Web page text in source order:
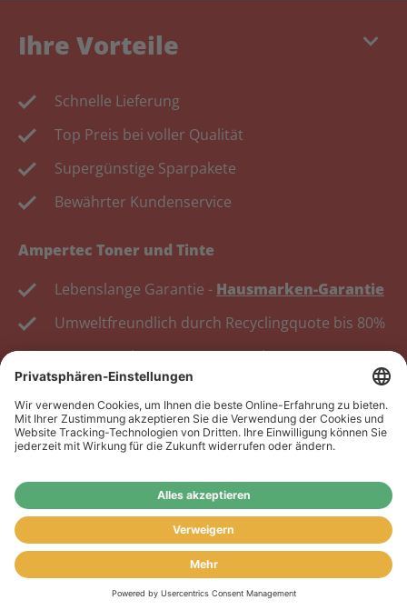
keyboard_arrow_down
Ihre Vorteile
Schnelle Lieferung
Top Preis bei voller Qualität
Supergünstige Sparpakete
Bewährter Kundenservice
Ampertec Toner und Tinte
Lebenslange Garantie - Hausmarken-Garantie
Umweltfreundlich durch Recyclingquote bis 80%
Kosten senken, Ressourcen schonen.
Wiederverkäufer:
Wiederverkäufer sind, registrieren Sie sich bitte in
unserem Händler-Portalwww.tonerhersteller.de